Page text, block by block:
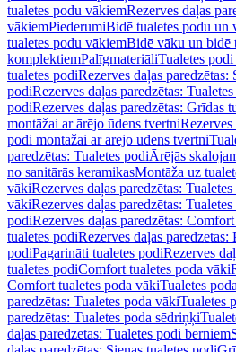
tualetes podu vākiemRezerves daļas
vākiemPiederumiBidē tualetes podu un
tualetes podu vākiemBidē vāku un bidē
komplektiemPalīgmateriāliTualetes
tualetes podiRezerves daļas paredzētas:
podiRezerves daļas paredzētas:
podiRezerves daļas paredzētas: Grīdas
montāžai ar ārējo ūdens tvertniRezerves
podi montāžai ar ārējo ūdens tvertni
paredzētas: Tualetes podiĀrējās
no sanitārās keramikasMontāža uz
vākiRezerves daļas paredzētas:
vākiRezerves daļas paredzētas:
podiRezerves daļas paredzētas:
tualetes podiRezerves daļas paredzētas:
podiPagarināti tualetes podiRezerves
tualetes podiComfort tualetes poda vāki
Comfort tualetes poda vākiTualetes
paredzētas: Tualetes poda vākiTualetes
paredzētas: Tualetes poda sēdriņķi
daļas paredzētas: Tualetes podi bērniem